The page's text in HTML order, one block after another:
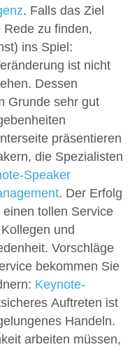
. Falls das Ziel
zu finden,
ins Spiel:
ist nicht
Dessen
Grunde sehr gut
präsentieren
die Spezialisten
Speaker
. Der Erfolg
tollen Service
und
Vorschläge
bekommen Sie
Keynote-
Auftreten ist
Handeln.
arbeiten müssen,